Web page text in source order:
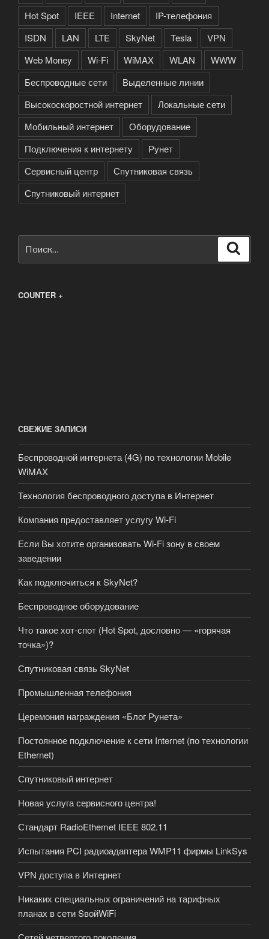
Hot Spot
IEEE Internet
IP-телефония
ISDN
LAN LTE SkyNet Tesla
VPN
Web Money
Wi-Fi WiMAX WLAN
WWW
Беспроводные сети
Выделенные линии
Высокоскоростной интернет
Локальные сети
Мобильный интернет
Оборудование
Подключения к интернету
Рунет
Сервисный центр
Спутниковая связь
Спутниковый интернет
COUNTER +
СВЕЖИЕ ЗАПИСИ
Беспроводной интернета (4G) по технологии Mobile
WiMAX
Технология беспроводного доступа в Интернет
Компания предоставляет услугу Wi-Fi
Если Вы хотите организовать Wi-Fi зону в своем
заведении
Как подключиться к SkyNet?
Беспроводное оборудование
Что такое хот-спот (Hot Spot, дословно — «горячая
точка»)?
Спутниковая связь SkyNet
Промышленная телефония
Церемония награждения «Блог Рунета»
Постоянное подключение к сети Internet (по технологии
Ethernet)
Спутниковый интернет
Новая услуга сервисного центра!
Стандарт RadioEthemet IEEE 802.11
Испытания PCI радиоадаптера WMP11 фирмы LinkSys
VPN доступа в Интернет
Никаких специальных ограничений на тарифных
планах в сети SвойWiFi